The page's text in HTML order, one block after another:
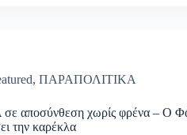
, ΠΑΡΑΠΟΛΙΤΙΚΑ
αποσύνθεση χωρίς φρένα – Ο
την καρέκλα